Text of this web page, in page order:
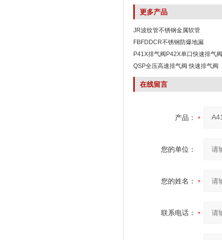
更多产品
JR波纹管不锈钢金属软管
FBFDDCR不锈钢防爆地漏
P41X排气阀P42X单口快速排气阀
QSP全压高速排气阀 快速排气阀
在线留言
产品：
您的单位：
您的姓名：
联系电话：